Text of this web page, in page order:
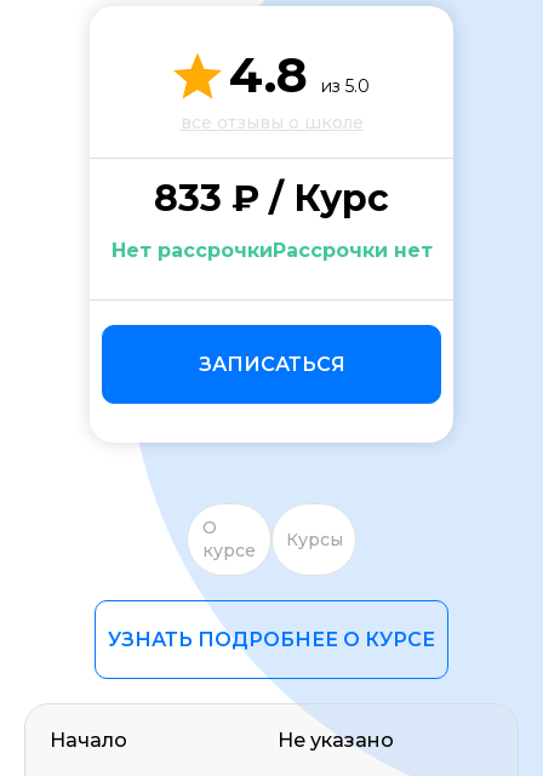
4.8
из 5.0
все отзывы о школе
833 ₽ / Курс
Нет рассрочкиРассрочки нет
ЗАПИСАТЬСЯ
О
курсе
Курсы
УЗНАТЬ ПОДРОБНЕЕ О КУРСЕ
Начало Не указано
ОСТАВИТЬ ОТЗЫВ